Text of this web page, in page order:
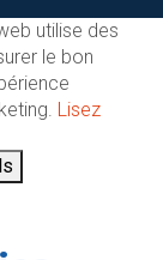
utilise des
le bon
Lisez